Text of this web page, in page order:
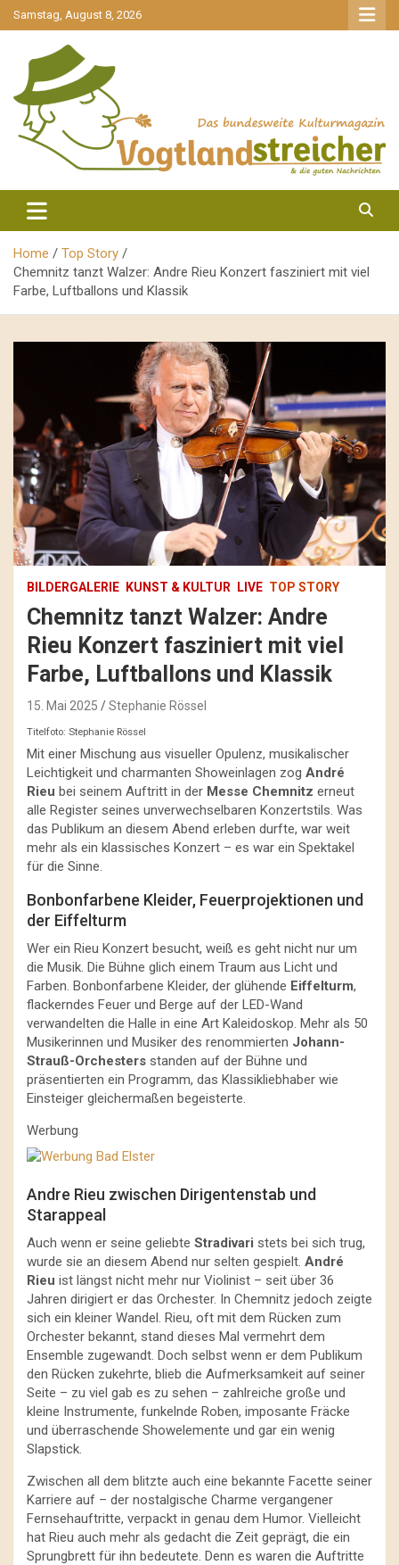
gehe
zum
Samstag, August 8, 2026
Vogtlandstreicher
Home
Top Story
Chemnitz tanzt Walzer: Andre Rieu Konzert fasziniert mit viel
Farbe, Luftballons und Klassik
BILDERGALERIE KUNST & KULTUR LIVE TOP STORY
Chemnitz tanzt Walzer: Andre
Rieu Konzert fasziniert mit viel
Farbe, Luftballons und Klassik
15. Mai 2025 Stephanie Rössel
Titelfoto: Stephanie Rössel
Mit einer Mischung aus visueller Opulenz, musikalischer
Leichtigkeit und charmanten Showeinlagen zog André
Rieu bei seinem Auftritt in der Messe Chemnitz erneut
alle Register seines unverwechselbaren Konzertstils. Was
das Publikum an diesem Abend erleben durfte, war weit
mehr als ein klassisches Konzert – es war ein Spektakel
für die Sinne.
Bonbonfarbene Kleider, Feuerprojektionen und
der Eiffelturm
Wer ein Rieu Konzert besucht, weiß es geht nicht nur um
die Musik. Die Bühne glich einem Traum aus Licht und
Farben. Bonbonfarbene Kleider, der glühende Eiffelturm,
flackerndes Feuer und Berge auf der LED-Wand
verwandelten die Halle in eine Art Kaleidoskop. Mehr als 50
Musikerinnen und Musiker des renommierten Johann-
Strauß-Orchesters standen auf der Bühne und
präsentierten ein Programm, das Klassikliebhaber wie
Einsteiger gleichermaßen begeisterte.
Werbung
Andre Rieu zwischen Dirigentenstab und
Starappeal
Auch wenn er seine geliebte Stradivari stets bei sich trug,
wurde sie an diesem Abend nur selten gespielt. André
Rieu ist längst nicht mehr nur Violinist – seit über 36
Jahren dirigiert er das Orchester. In Chemnitz jedoch zeigte
sich ein kleiner Wandel. Rieu, oft mit dem Rücken zum
Orchester bekannt, stand dieses Mal vermehrt dem
Ensemble zugewandt. Doch selbst wenn er dem Publikum
den Rücken zukehrte, blieb die Aufmerksamkeit auf seiner
Seite – zu viel gab es zu sehen – zahlreiche große und
kleine Instrumente, funkelnde Roben, imposante Fräcke
und überraschende Showelemente und gar ein wenig
Slapstick.
Zwischen all dem blitzte auch eine bekannte Facette seiner
Karriere auf – der nostalgische Charme vergangener
Fernsehauftritte, verpackt in genau dem Humor. Vielleicht
hat Rieu auch mehr als gedacht die Zeit geprägt, die ein
Sprungbrett für ihn bedeutete. Denn es waren die Auftritte